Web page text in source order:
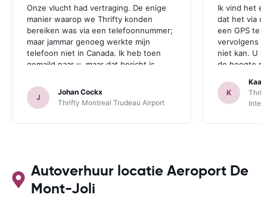
Onze vlucht had vertraging. De enige
manier waarop we Thrifty konden
bereiken was via een telefoonnummer;
maar jammar genoeg werkte mijn
telefoon niet in Canada. Ik heb toen
gemaild naar u, maar dat bericht is
Deze opmerking geldt zowel voor
Thrifte als voor u: het zou fijn zijn om
op een andere manier contact te
J
Johan Cockx
Thrifty Montreal Trudeau Airport
Ik vind het
dat het via
een GPS te
vervolgens
niet kan. U
de hoogte
een GPS bij
is. Dan
K
Kaat
Autoverhuur locatie Aeroport De
Mont-Joli